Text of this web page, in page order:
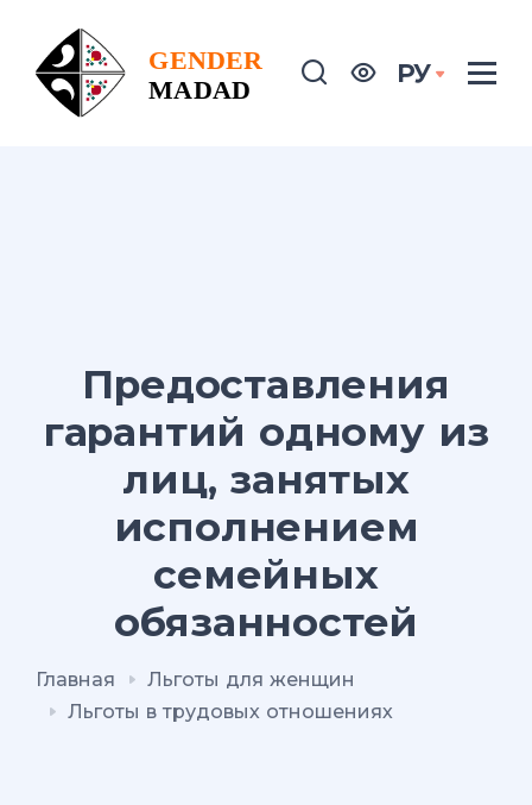
РУ
Предоставления
гарантий одному из
лиц, занятых
исполнением
семейных
обязанностей
Главная
Льготы для женщин
Льготы в трудовых отношениях